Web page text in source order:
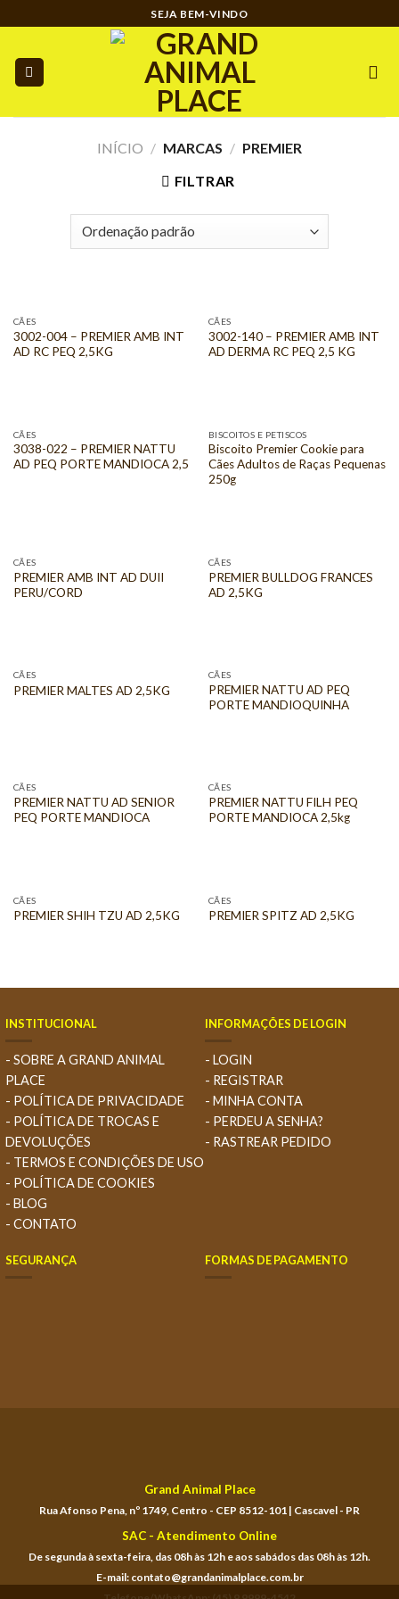
para
conteúdo
SEJA BEM-VINDO
INÍCIO / MARCAS / PREMIER
FILTRAR
CÃES
3002-004 – PREMIER AMB INT
AD RC PEQ 2,5KG
CÃES
3002-140 – PREMIER AMB INT
AD DERMA RC PEQ 2,5 KG
CÃES
3038-022 – PREMIER NATTU
AD PEQ PORTE MANDIOCA 2,5
BISCOITOS E PETISCOS
Biscoito Premier Cookie para
Cães Adultos de Raças Pequenas
250g
CÃES
PREMIER AMB INT AD DUII
PERU/CORD
CÃES
PREMIER BULLDOG FRANCES
AD 2,5KG
CÃES
PREMIER MALTES AD 2,5KG
CÃES
PREMIER NATTU AD PEQ
PORTE MANDIOQUINHA
CÃES
PREMIER NATTU AD SENIOR
PEQ PORTE MANDIOCA
CÃES
PREMIER NATTU FILH PEQ
PORTE MANDIOCA 2,5kg
CÃES
PREMIER SHIH TZU AD 2,5KG
CÃES
PREMIER SPITZ AD 2,5KG
INSTITUCIONAL
- SOBRE A GRAND ANIMAL
PLACE
- POLÍTICA DE PRIVACIDADE
- POLÍTICA DE TROCAS E
DEVOLUÇÕES
- TERMOS E CONDIÇÕES DE USO
- POLÍTICA DE COOKIES
- BLOG
- CONTATO
INFORMAÇÕES DE LOGIN
- LOGIN
- REGISTRAR
- MINHA CONTA
- PERDEU A SENHA?
- RASTREAR PEDIDO
SEGURANÇA FORMAS DE PAGAMENTO
Grand Animal Place
Rua Afonso Pena, nº 1749, Centro - CEP 8512-101 | Cascavel - PR
SAC - Atendimento Online
De segunda à sexta-feira, das 08h às 12h e aos sabádos das 08h às 12h.
E-mail: contato@grandanimalplace.com.br